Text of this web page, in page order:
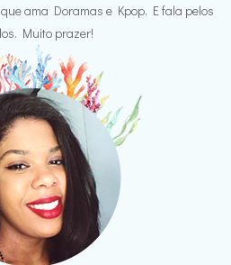
ama Doramas e Kpop. E fala pelos
Muito prazer!